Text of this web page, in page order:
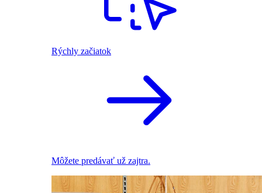
Rýchly začiatok
Môžete predávať už zajtra.